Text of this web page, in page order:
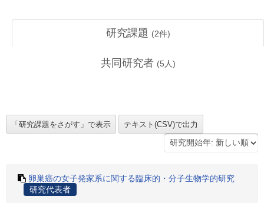
研究課題 (2件)
共同研究者 (5 人)
卵巣癌の女子発家系に関する臨床的・分子生物学的研究
研究代表者